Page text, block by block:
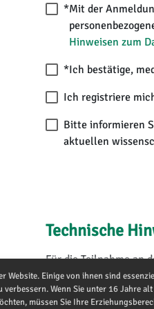
Website. Einige von ihnen sind
verbessern. Wenn Sie unter 16 Jahre
müssen Sie Ihre
*Mit der
Hinweisen zum
*Ich bestätige,
Ich registriere
Bitte informieren
aktuellen
Technische
Für die Teilnahme an
Microsoft Edge) und
möglich. Die